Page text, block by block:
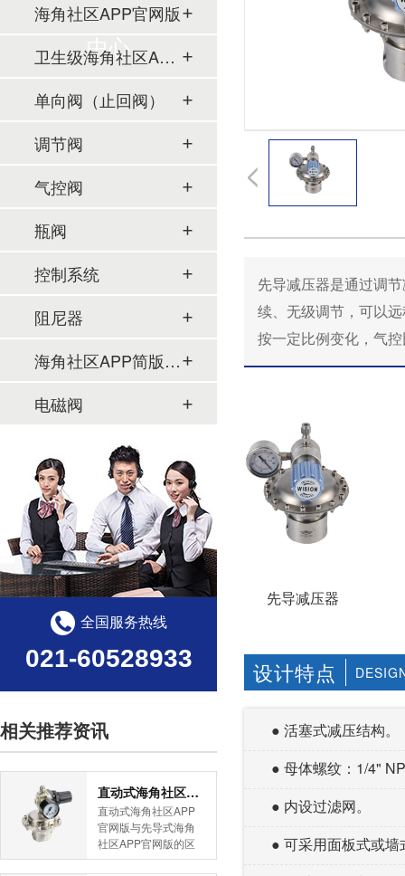
先导减压器是通过调节
续、无级调节，
按一定比例变化，气
先导减压器
设计特点
● 活塞式减压结构。
● 母体螺纹：1/4"
● 内设过滤网。
● 可采用面板式或墙式
中心
海角社区APP官网版
卫生级海角社区APP简版下载
单向阀（止回阀）
调节阀
气控阀
瓶阀
控制系统
阻尼器
海角社区APP简版下载及管件
电磁阀
全国服务热线
021-60528933
相关推荐资讯
直动式海角社区APP官网版与先导式海角社区APP官网版的区别
直动式海角社区APP
官网版与先导式海角
社区APP官网版的区
别是什么？HJBA8海